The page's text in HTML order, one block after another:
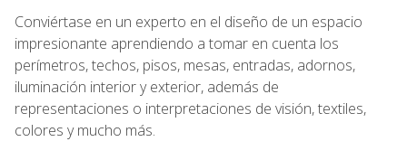
Conviértase en un experto en el diseño de un espacio
impresionante aprendiendo a tomar en cuenta los
perímetros, techos, pisos, mesas, entradas, adornos,
iluminación interior y exterior, además de
representaciones o interpretaciones de visión, textiles,
colores y mucho más.